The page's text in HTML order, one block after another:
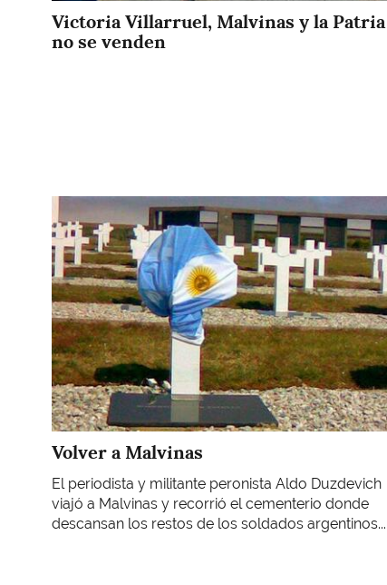
Victoria Villarruel, Malvinas y la Patria
no se venden
Imagen
Volver a Malvinas
El periodista y militante peronista Aldo Duzdevich
viajó a Malvinas y recorrió el cementerio donde
descansan los restos de los soldados argentinos...